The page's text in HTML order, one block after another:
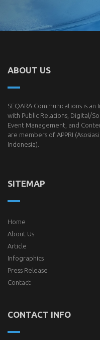
ABOUT US
SEQARA Communications is
with Public Relations, Digital/
Event Management, and
are members of APPRI
Indonesia).
SITEMAP
Home
About Us
Article
Infographics
Press Release
Contact
CONTACT INFO